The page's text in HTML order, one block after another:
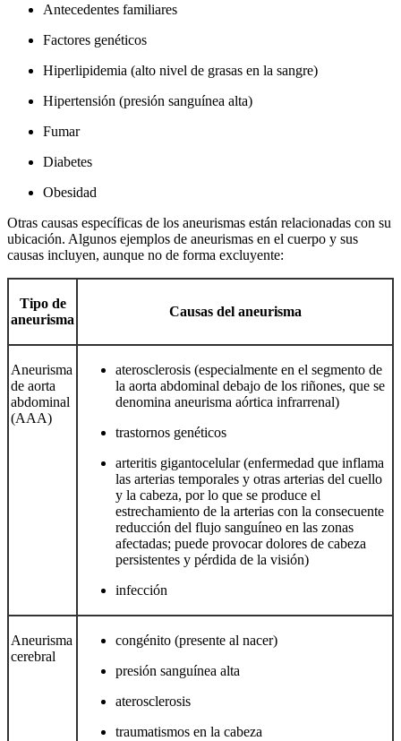
Antecedentes familiares
Factores genéticos
Hiperlipidemia (alto nivel de grasas en la sangre)
Hipertensión (presión sanguínea alta)
Fumar
Diabetes
Obesidad
Otras causas específicas de los aneurismas están relacionadas con su
ubicación. Algunos ejemplos de aneurismas en el cuerpo y sus
causas incluyen, aunque no de forma excluyente:
Tipo de
aneurisma
Causas del aneurisma
Aneurisma
de aorta
abdominal
(AAA)
aterosclerosis (especialmente en el segmento de
la aorta abdominal debajo de los riñones, que se
denomina aneurisma aórtica infrarrenal)
trastornos genéticos
arteritis gigantocelular (enfermedad que inflama
las arterias temporales y otras arterias del cuello
y la cabeza, por lo que se produce el
estrechamiento de la arterias con la consecuente
reducción del flujo sanguíneo en las zonas
afectadas; puede provocar dolores de cabeza
persistentes y pérdida de la visión)
infección
Aneurisma
cerebral
congénito (presente al nacer)
presión sanguínea alta
aterosclerosis
traumatismos en la cabeza